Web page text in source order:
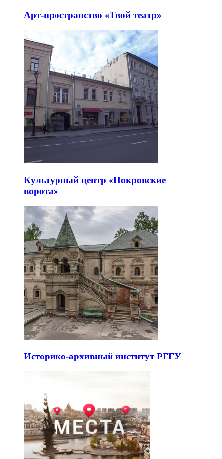
Арт-пространство «Твой театр»
Культурный центр «Покровские
ворота»
Историко-архивный институт РГГУ